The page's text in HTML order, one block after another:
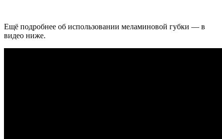
Ещё подробнее об использовании меламиновой губки — в
видео ниже.